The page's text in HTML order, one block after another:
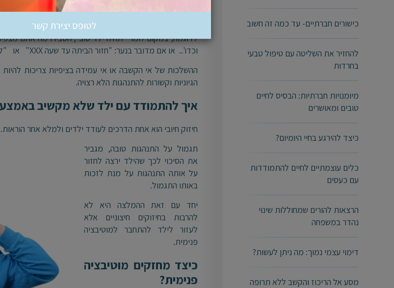
כישורים חברתיים- עד כמה זה חשוב
להחזיר את השליטה עם טיפול טבעי
בחרדות
מיומנויות חברתיות: הבסיס לחיים
טובים ומאושרים
כיצד להירגע בחיי היומיום?
כלים עוצמתיים לחיים להתמודדות
עם כעסים
הרצאות להורים שמחוללות שינוי
נהדר במשפחה
דימוי עצמי נמוך: מה ניתן לעשות?
מסע אל הריכוז והקשב ללא תרופה
על מנת לעורר הקשבה אצל ילד - חשוב לדבר איתו בגובה
לדוגמה, במקום לומר "תהיה ילד טוב", הסבירו מה אתם
וכדו'.. או אם מדובר בנער: "חזור הביתה עד שעה XXX" או "לפני שאתה יוצא-פנה בבקשה את הכלים מהמדיח וסדר אותם בארון".
ההשלכות של אי הקשבה או אי עמידה בציפיות צריכות להיות
הגיוניות וקשורות להתנהגות הלא רצויה.
איך להתמודד עם ילד שלא מקשיב
חיזוק חיובי הוא אחת הדרכים לעודד ילדים ולמלא אחר הוראות.
תגמול על התנהגות טובה, מגביר
את הסיכוי לכך שהילד ירצה לחזור
על אותה התנהגות על מנת לזכות
באותו התגמול.
יחד עם זאת ההמלצה היא לא
להרבות בחיזוקים חיצוניים אלא
לעזור לילד להתחבר למוטיבציה
פנימית.
כיצד מחזקים מוטיבציה
פנימית?
לטופס יצירת קשר